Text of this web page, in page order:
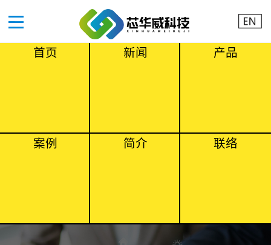
首页 新闻 产品
案例 简介 联络